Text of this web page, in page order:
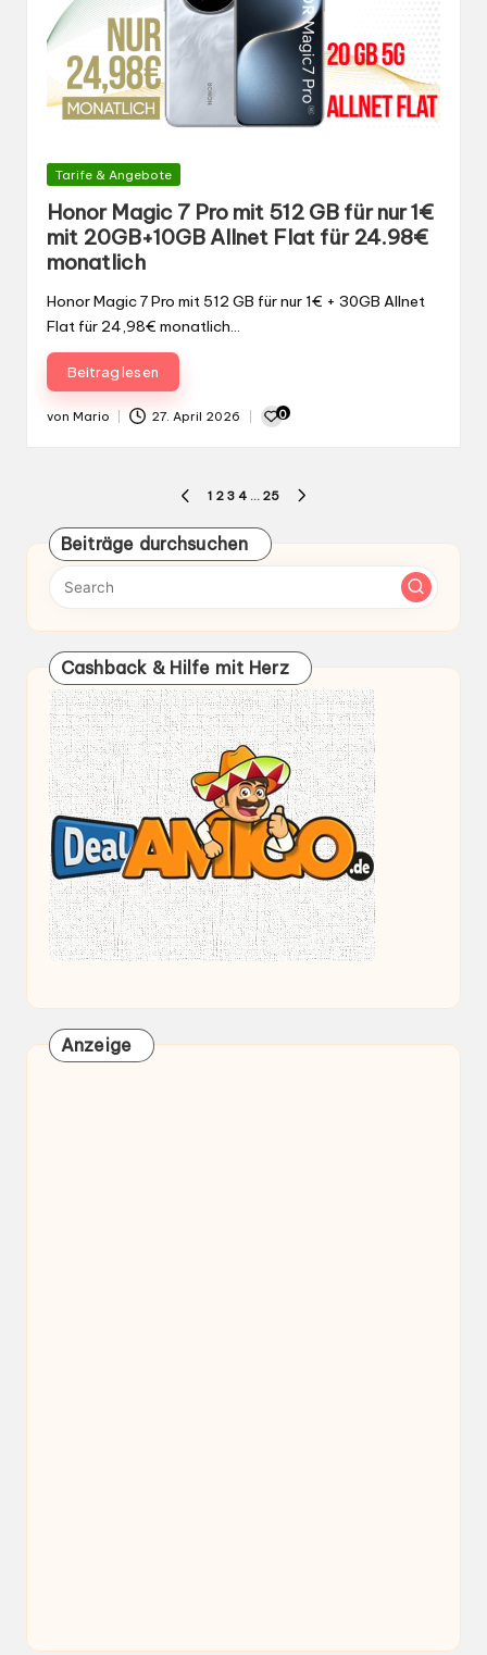
Gepostet
Tarife & Angebote
Honor Magic 7 Pro mit 512 GB für nur 1€
mit 20GB+10GB Allnet Flat für 24.98€
monatlich
Honor Magic 7 Pro mit 512 GB für nur 1€ + 30GB Allnet
Flat für 24,98€ monatlich…
Beitrag lesen
Gepostet
von Mario 27. April 2026 0
Seitennummerierung
der
Beiträge
PREVIOUS
PAGE
1 2 3 4 … 25
Beiträge durchsuchen
Cashback & Hilfe mit Herz
Anzeige